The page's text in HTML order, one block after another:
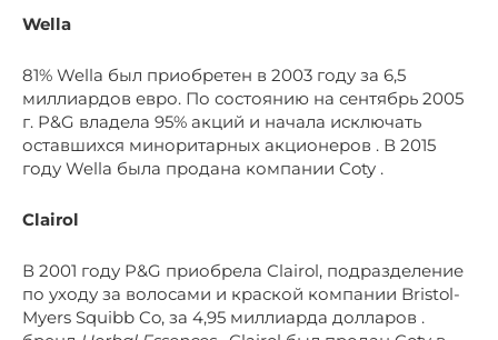
Wella
81% Wella был приобретен в 2003 году за 6,5
миллиардов евро. По состоянию на сентябрь 2005
г. P&G владела 95% акций и начала исключать
оставшихся миноритарных акционеров . В 2015
году Wella была продана компании Coty .
Clairol
В 2001 году P&G приобрела Clairol, подразделение
по уходу за волосами и краской компании Bristol-
Myers Squibb Co, за 4,95 миллиарда долларов .